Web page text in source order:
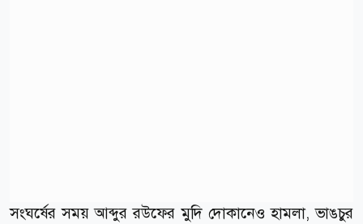
সংঘর্ষের সময় আব্দুর রউফের মুদি দোকানেও হামলা, ভাঙচুর